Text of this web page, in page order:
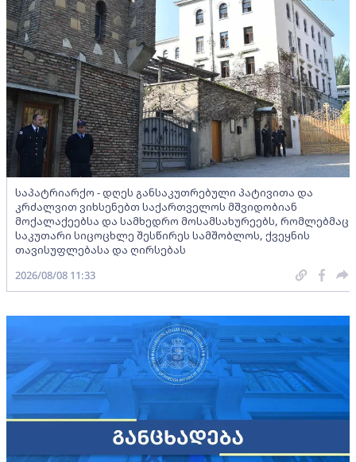
საპატრიარქო - დღეს განსაკუთრებული პატივითა და
კრძალვით ვიხსენებთ საქართველოს მშვიდობიან
მოქალაქეებსა და სამხედრო მოსამსახურეებს, რომლებმაც
საკუთარი სიცოცხლე შესწირეს სამშობლოს, ქვეყნის
თავისუფლებასა და ღირსებას
2026/08/08 11:33